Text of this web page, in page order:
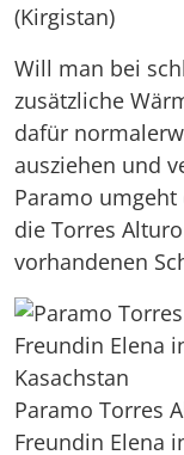
(Kirgistan)
Will man bei
zusätzliche
dafür
ausziehen und
Paramo
die Torres
vorhandenen
Paramo Torres
Freundin Elena